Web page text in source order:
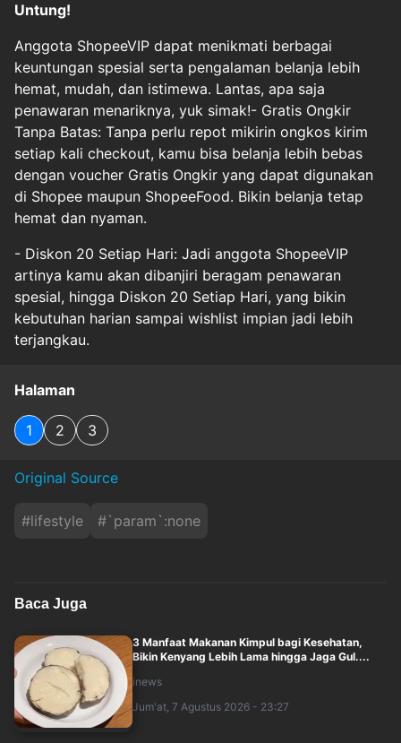
Untung!
Anggota ShopeeVIP dapat menikmati berbagai
keuntungan spesial serta pengalaman belanja lebih
hemat, mudah, dan istimewa. Lantas, apa saja
penawaran menariknya, yuk simak!- Gratis Ongkir
Tanpa Batas: Tanpa perlu repot mikirin ongkos kirim
setiap kali checkout, kamu bisa belanja lebih bebas
dengan voucher Gratis Ongkir yang dapat digunakan
di Shopee maupun ShopeeFood. Bikin belanja tetap
hemat dan nyaman.
- Diskon 20 Setiap Hari: Jadi anggota ShopeeVIP
artinya kamu akan dibanjiri beragam penawaran
spesial, hingga Diskon 20 Setiap Hari, yang bikin
kebutuhan harian sampai wishlist impian jadi lebih
terjangkau.
Halaman
1 2 3
Original Source
#lifestyle #`param`:none
Baca Juga
3 Manfaat Makanan Kimpul bagi Kesehatan,
Bikin Kenyang Lebih Lama hingga Jaga Gul....
inews
Jum'at, 7 Agustus 2026 - 23:27